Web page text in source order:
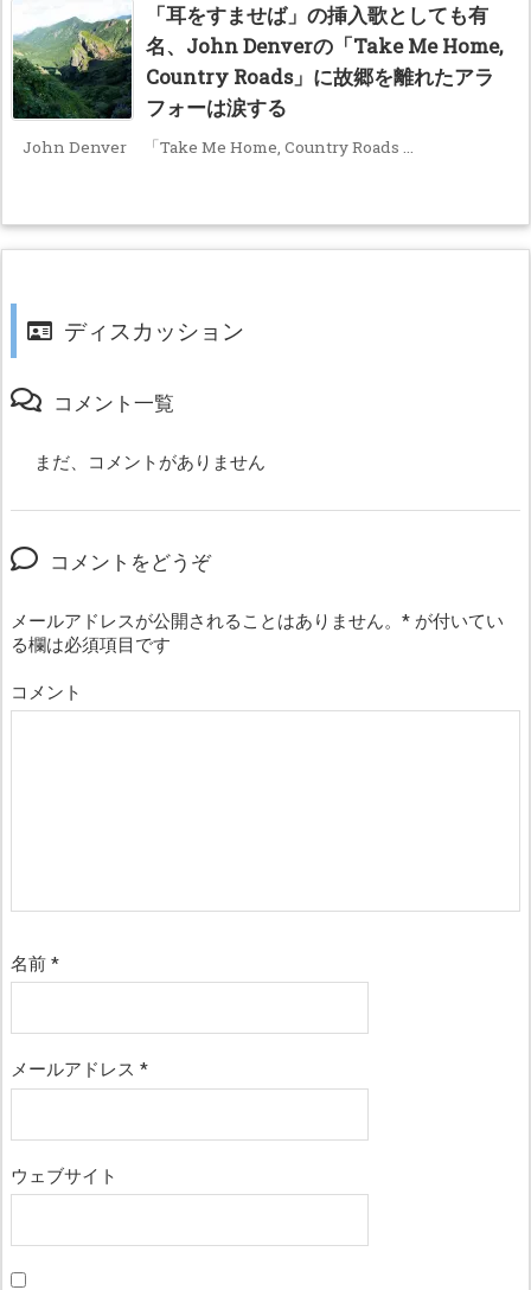
「耳をすませば」の挿入歌としても有
名、John Denverの「Take Me Home,
Country Roads」に故郷を離れたアラ
フォーは涙する
John Denver 「Take Me Home, Country Roads ...
ディスカッション
コメント一覧
まだ、コメントがありません
コメントをどうぞ
メールアドレスが公開されることはありません。 * が付いてい
る欄は必須項目です
コメント
名前 *
メールアドレス *
ウェブサイト